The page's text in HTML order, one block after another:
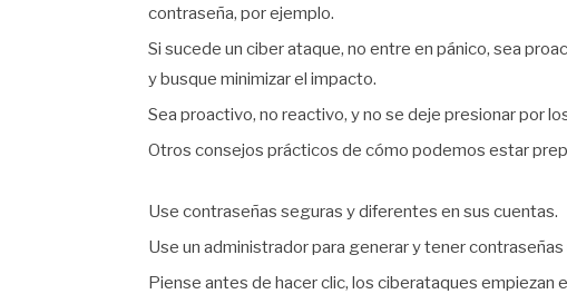
contraseña, por ejemplo.
Si sucede un ciber ataque, no entre en pánico, sea
y busque minimizar el impacto.
Sea proactivo, no reactivo, y no se deje presionar por
Otros consejos prácticos de cómo podemos estar
Use contraseñas seguras y diferentes en sus cuentas.
Use un administrador para generar y tener contraseñas
Piense antes de hacer clic, los ciberataques empiezan